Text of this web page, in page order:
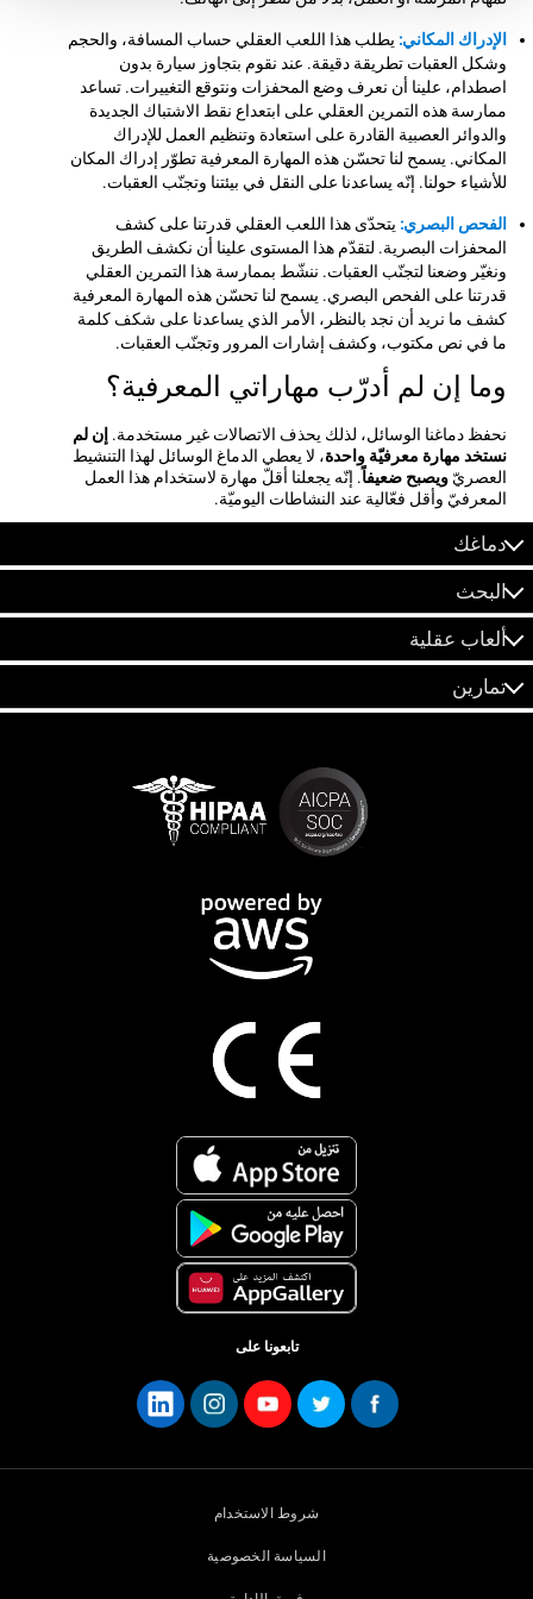
الإدراك المكاني: يطلب هذا اللعب العقلي حساب المسافة، والحجم
وشكل العقبات تطريقة دقيقة. عند نقوم بتجاوز سيارة بدون
اصطدام، علينا أن نعرف وضع المحفزات ونتوقع التغييرات. تساعد
ممارسة هذه التمرين العقلي على ابتعداع نقط الاشتباك الجديدة
والدوائر العصبية القادرة على استعادة وتنظيم العمل للإدراك
المكاني. يسمح لنا تحسّن هذه المهارة المعرفية تطوّر إدراك المكان
للأشياء حولنا. إنّه يساعدنا على النقل في بيئتنا وتجنّب العقبات.
الفحص البصري: يتحدّى هذا اللعب العقلي قدرتنا على كشف
المحفزات البصرية. لتقدّم هذا المستوى علينا أن نكشف الطريق
ونغيّر وضعنا لتجنّب العقبات. ننشّط بممارسة هذا التمرين العقلي
قدرتنا على الفحص البصري. يسمح لنا تحسّن هذه المهارة المعرفية
كشف ما نريد أن نجد بالنظر، الأمر الذي يساعدنا على شكف كلمة
ما في نص مكتوب، وكشف إشارات المرور وتجنّب العقبات.
وما إن لم أدرّب مهاراتي المعرفية؟
نحفظ دماغنا الوسائل، لذلك يحذف الاتصالات غير مستخدمة. إن لم
نستخد مهارة معرفيّة واحدة، لا يعطي الدماغ الوسائل لهذا التنشيط
العصريّويصبح ضعيفاً. إنّه يجعلنا أقلّ مهارة لاستخدام هذا العمل
المعرفيّ وأقل فعّالية عند النشاطات اليوميّة.
دماغك
البحث
ألعاب عقلية
تمارين
تابعونا على
شروط الاستخدام
السياسة الخصوصية